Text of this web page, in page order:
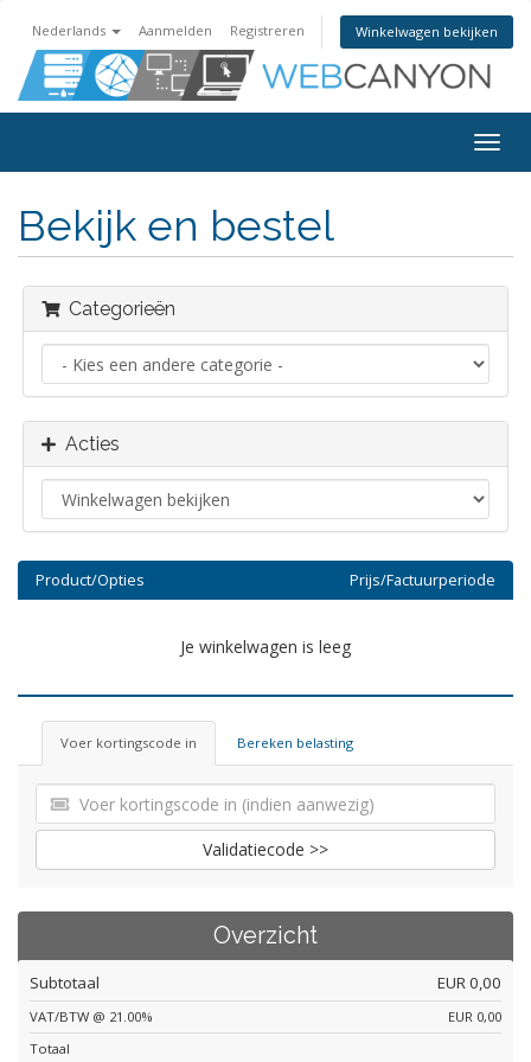
Nederlands Aanmelden Registreren Winkelwagen bekijken
in-/
Bekijk en bestel
Categorieën
Acties
Product/Opties Prijs/Factuurperiode
Je winkelwagen is leeg
Voer kortingscode in Bereken belasting
Validatiecode >>
Overzicht
Subtotaal EUR 0,00
VAT/BTW @ 21.00%
EUR 0,00
Totaal